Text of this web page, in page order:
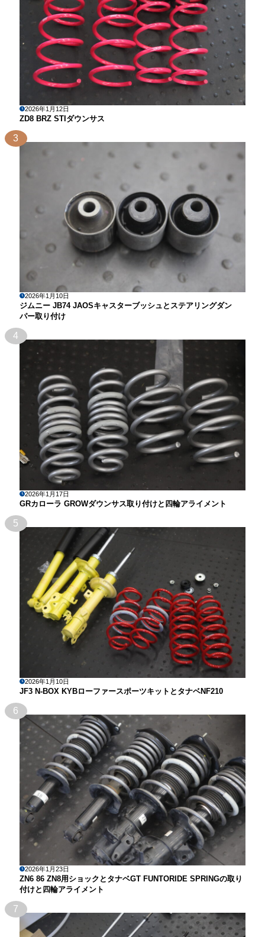
2026年1月12日
ZD8 BRZ STIダウンサス
3
2026年1月10日
ジムニー JB74 JAOSキャスターブッシュとステアリングダン
パー取り付け
4
2026年1月17日
GRカローラ GROWダウンサス取り付けと四輪アライメント
5
2026年1月10日
JF3 N-BOX KYBローファースポーツキットとタナベNF210
6
2026年1月23日
ZN6 86 ZN8用ショックとタナベGT FUNTORIDE SPRINGの取り
付けと四輪アライメント
7